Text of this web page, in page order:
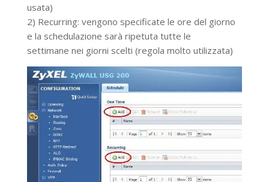
usata)
2) Recurring: vengono specificate le ore del giorno
e la schedulazione sarà ripetuta tutte le
settimane nei giorni scelti (regola molto utilizzata)